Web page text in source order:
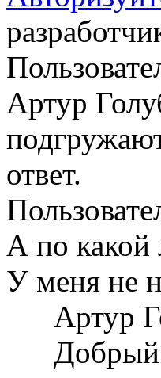
Артур
ответ.
А по какой
У меня не
Артур
Добрый